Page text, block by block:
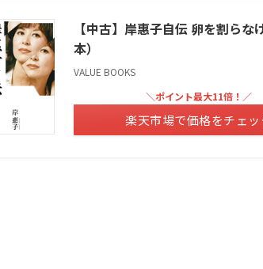
【中古】岸惠子自伝 卵を割ら
本）
VALUE BOOKS
＼ポイント最大11倍！／
楽天市場で価格をチェッ